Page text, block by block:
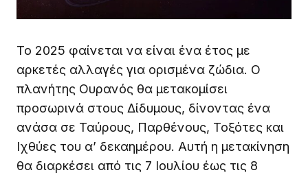
Το 2025 φαίνεται να είναι ένα έτος με
αρκετές αλλαγές για ορισμένα ζώδια. Ο
πλανήτης Ουρανός θα μετακομίσει
προσωρινά στους Δίδυμους, δίνοντας ένα
ανάσα σε Ταύρους, Παρθένους, Τοξότες και
Ιχθύες του α’ δεκαημέρου. Αυτή η μετακίνηση
θα διαρκέσει από τις 7 Ιουλίου έως τις 8